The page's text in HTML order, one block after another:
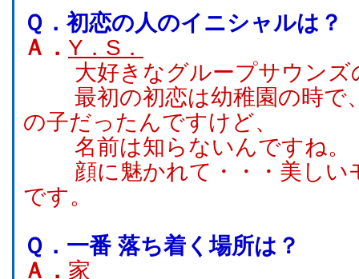
Ｑ．初恋の人のイニシャルは？
Ａ． Y．S．
大好きなグループサウンズ
最初の初恋は幼稚園の時で
の子だったんですけど、
名前は知らないんですね。
顔に魅かれて・・・美しい
です。
Ｑ． 一番 落ち着く場所は？
Ａ． 家